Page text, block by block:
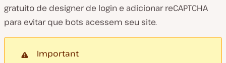
gratuito de designer de login e adicionar reCAPTCHA
para evitar que bots acessem seu site.
Important